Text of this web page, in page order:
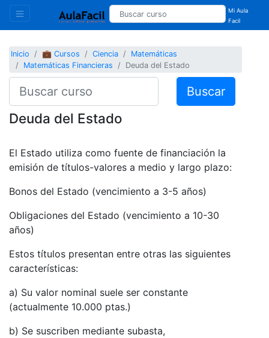
Mi Aula
Facil
Inicio 💼 Cursos Ciencia
Matemáticas
Matemáticas Financieras
Deuda del Estado
Buscar
Deuda del Estado
El Estado utiliza como fuente de financiación la
emisión de títulos-valores a medio y largo plazo:
Bonos del Estado (vencimiento a 3-5 años)
Obligaciones del Estado (vencimiento a 10-30
años)
Estos títulos presentan entre otras las siguientes
características:
a) Su valor nominal suele ser constante
(actualmente 10.000 ptas.)
b) Se suscriben mediante subasta,